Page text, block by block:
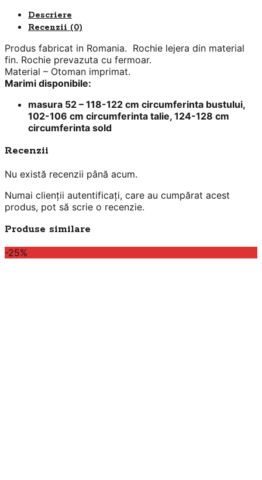
Descriere
Recenzii (0)
Produs fabricat in Romania. Rochie lejera din material
fin. Rochie prevazuta cu fermoar.
Material – Otoman imprimat.
Marimi disponibile:
masura 52 – 118-122 cm circumferinta bustului,
102-106 cm circumferinta talie, 124-128 cm
circumferinta sold
Recenzii
Nu există recenzii până acum.
Numai clienții autentificați, care au cumpărat acest
produs, pot să scrie o recenzie.
Produse similare
-25%